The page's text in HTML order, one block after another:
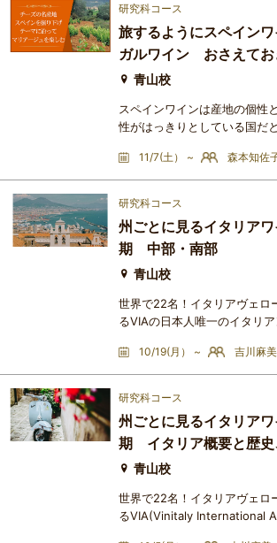
竹内がコラボで登壇いたしま
回、世界中から人々が訪れる
チャコリを取り上げよう
研究科コース
旅するようにスペイン
ガルワイン おさえてお
ア半島のワイン シ
青山校
スペインワインは産地の個性
性がはっきりとしている国だ
土着品種の宝庫。スペインワ
多いです。今回もイベリア半
スペインとポルトガルのワイ
す。ポルトガルは今、観光地
があります。食事もお米やお
ステラもあり、日本人には
11/7(土） ~ 森本知佐
研究科コース
州ごとに見るイタリア
期 中部・南部
青山校
世界で22名！イタリアヴェロ
るVIAの日本人唯一のイタリ
報を織り交ぜながら、イタリ
お伝えする講座です。多様性
ワインを勉強するにあたって
いろんな勉強方法があります
徴に注目しながらイタリアワ
でいただきましたが、いよいよ
10/19(月） ~ 吉川麻美
研究科コース
州ごとに見るイタリア
期 イタリア概要と歴史
青山校
世界で22名！イタリアヴェロ
るVIA(Vinitaly International